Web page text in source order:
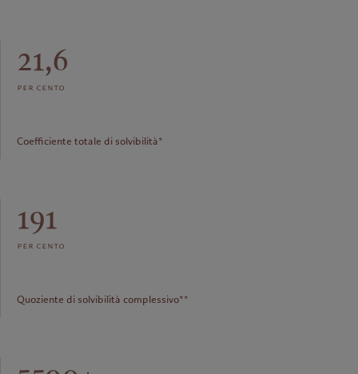
21,6
per cento
Coefficiente totale di solvibilità*
191
per cento
Quoziente di solvibilità complessivo**